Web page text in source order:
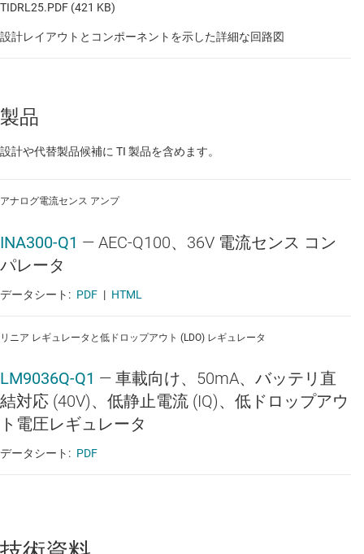
TIDRL25.PDF (421 KB)
設計レイアウトとコンポーネントを示した詳細な回路図
製品
設計や代替製品候補に TI 製品を含めます。
アナログ電流センス アンプ
INA300-Q1 — AEC-Q100、36V 電流センス コン
パレータ
データシート: PDF | HTML
リニア レギュレータと低ドロップアウト (LDO) レギュレータ
LM9036Q-Q1 — 車載向け、50mA、バッテリ直
結対応 (40V)、低静止電流 (IQ)、低ドロップアウ
ト電圧レギュレータ
データシート: PDF